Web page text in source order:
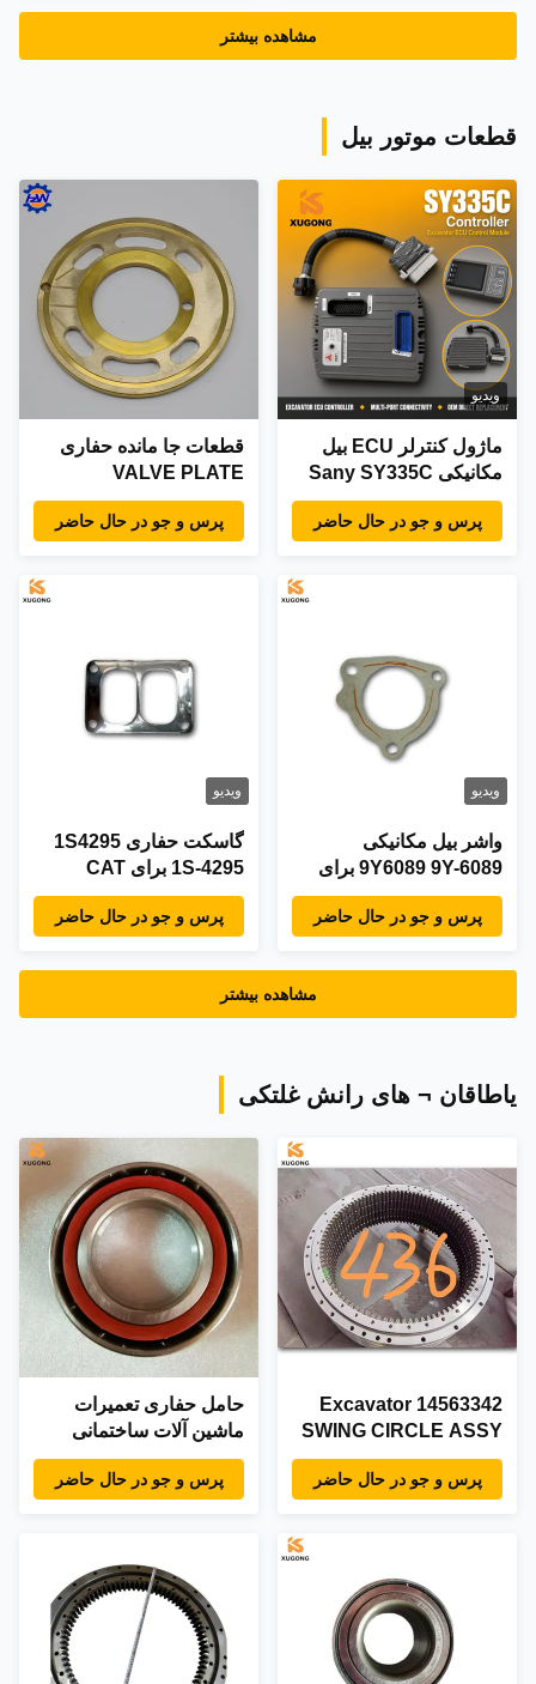
مشاهده بیشتر
قطعات موتور بیل
ویدیو
ماژول کنترلر ECU بیل
مکانیکی Sany SY335C
واحد کنترل موتور قطعات
کارخانه پس از فروش
پرس و جو در حال حاضر
قطعات جا مانده حفاری
VALVE PLATE
LC15V000215008 برای
KOBELCO SK350-8
پرس و جو در حال حاضر
ویدیو
واشر بیل مکانیکی
9Y6089 9Y-6089 برای
CAT 3408B 516 3512
3508 C12 Engine
پرس و جو در حال حاضر
ویدیو
گاسکت حفاری 1S4295
1S-4295 برای CAT
3408B 3406E 3406C
قطعات ماشین آلات
پرس و جو در حال حاضر
مشاهده بیشتر
یاطاقان ¬ های رانش غلتکی
14563342 Excavator
SWING CIRCLE ASSY
برای موتور VOLVO
EC160B EC160
پرس و جو در حال حاضر
حامل حفاری تعمیرات
ماشین آلات ساختمانی
برای موتور XCMG
XS143J
پرس و جو در حال حاضر